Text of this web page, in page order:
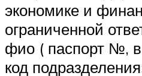
экономике и
ограниченной
фио ( паспорт №,
код